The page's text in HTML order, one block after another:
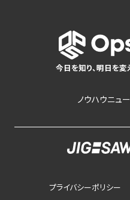
今日を知り、明日を変
ノウハウニュ
プライバシーポリシー